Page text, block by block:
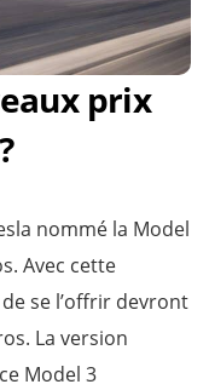
prix
nommé la Model
Avec cette
se l’offrir devront
La version
Model 3